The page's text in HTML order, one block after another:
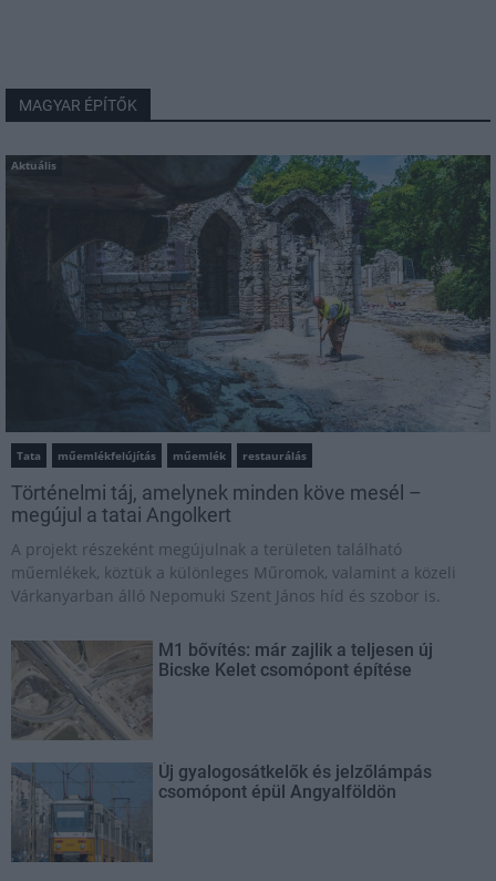
MAGYAR ÉPÍTŐK
Aktuális
Tata műemlékfelújítás műemlék restaurálás
Történelmi táj, amelynek minden köve mesél –
megújul a tatai Angolkert
A projekt részeként megújulnak a területen található
műemlékek, köztük a különleges Műromok, valamint a közeli
Várkanyarban álló Nepomuki Szent János híd és szobor is.
M1 bővítés: már zajlik a teljesen új
Bicske Kelet csomópont építése
Új gyalogosátkelők és jelzőlámpás
csomópont épül Angyalföldön